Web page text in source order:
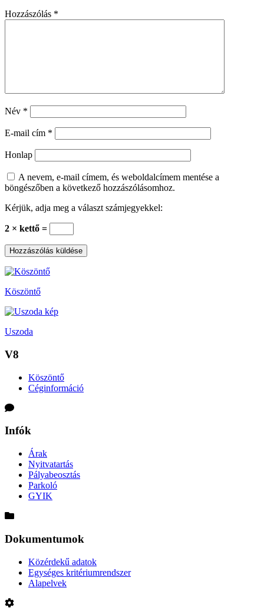
Hozzászólás *
Név *
E-mail cím *
Honlap
A nevem, e-mail címem, és weboldalcímem mentése a
böngészőben a következő hozzászólásomhoz.
Kérjük, adja meg a választ számjegyekkel:
2 × kettő =
Köszöntő
Uszoda
V8
Köszöntő
Céginformáció
Infók
Árak
Nyitvatartás
Pályabeosztás
Parkoló
GYIK
Dokumentumok
Közérdekű adatok
Egységes kritériumrendszer
Alapelvek